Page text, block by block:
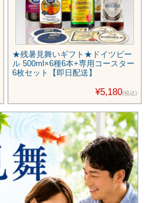
★残暑見舞いギフト★ドイツビー
ル 500ml×6種6本+専用コースター
6枚セット【即日配送】
¥5,180(税込)